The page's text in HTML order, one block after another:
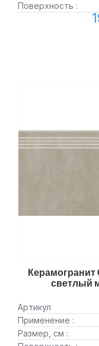
Поверхность :
светлый
Артикул
Применение :
Размер, см :